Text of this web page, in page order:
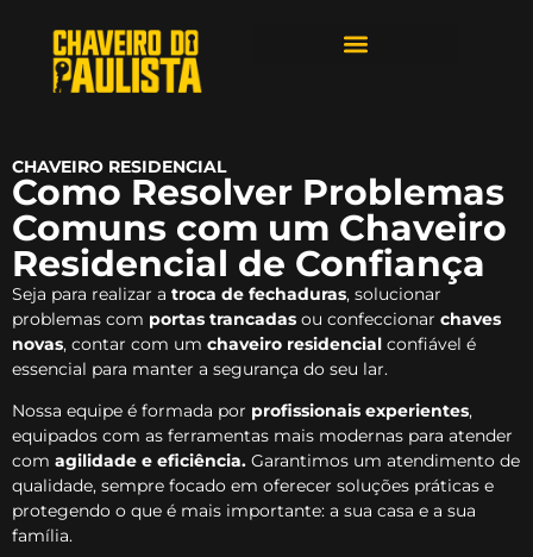
CHAVEIRO RESIDENCIAL
Como Resolver Problemas
Comuns com um Chaveiro
Residencial de Confiança
Seja para realizar a troca de fechaduras, solucionar
problemas com portas trancadas ou confeccionar chaves
novas, contar com um chaveiro residencial confiável é
essencial para manter a segurança do seu lar.
Nossa equipe é formada por profissionais experientes,
equipados com as ferramentas mais modernas para atender
com agilidade e eficiência. Garantimos um atendimento de
qualidade, sempre focado em oferecer soluções práticas e
protegendo o que é mais importante: a sua casa e a sua
família.